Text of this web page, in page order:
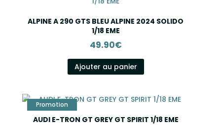
ALPINE A 290 GTS BLEU ALPINE 2024 SOLIDO
1/18 EME
49.90€
Ajouter au panier
AUDI E-TRON GT GREY GT SPIRIT 1/18 EME